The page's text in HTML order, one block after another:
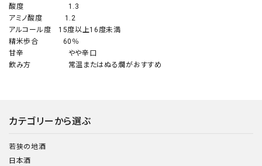
酸度 1.3
アミノ酸度 1.2
アルコール度 15度以上16度未満
精米歩合 60％
甘辛 やや辛口
飲み方 常温またはぬる燗がおすすめ
カテゴリーから選ぶ
若狭の地酒
日本酒